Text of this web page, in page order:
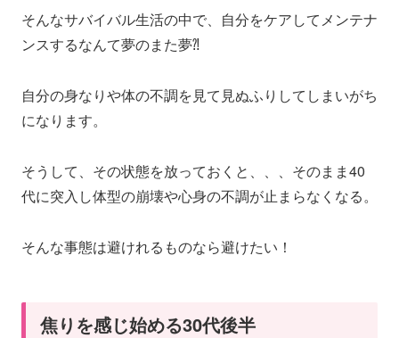
そんなサバイバル生活の中で、自分をケアしてメンテナ
ンスするなんて夢のまた夢⁈
自分の身なりや体の不調を見て見ぬふりしてしまいがち
になります。
そうして、その状態を放っておくと、、、そのまま40
代に突入し体型の崩壊や心身の不調が止まらなくなる。
そんな事態は避けれるものなら避けたい！
焦りを感じ始める30代後半